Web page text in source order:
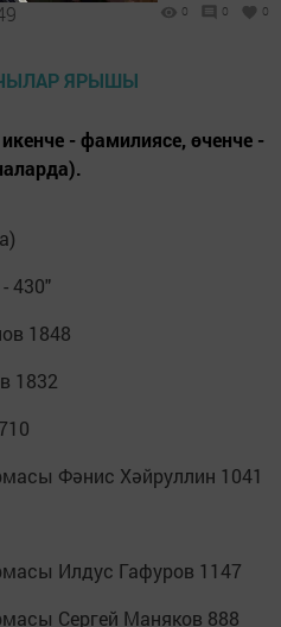
0 0 0
- фамилиясе, өченче -
430"
1848
1832
Фәнис Хәйруллин 1041
Илдус Гафуров 1147
Сергей Маняков 888